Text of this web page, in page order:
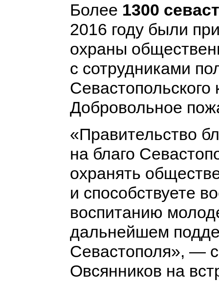
Более 1300
2016 году были
охраны
с сотрудниками
Севастопольского
Добровольное
«Правительство
на благо
охранять
и способствуете
воспитанию
дальнейшем
Севастополя», —
Овсянников на